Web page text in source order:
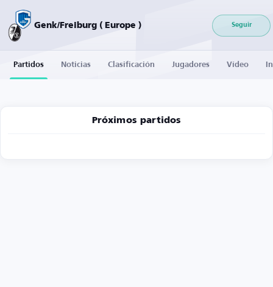
Genk/Freiburg ( Europe ) Seguir
Partidos Noticias Clasificación Jugadores Vídeo
Próximos partidos